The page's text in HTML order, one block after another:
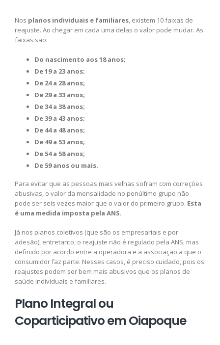
Nos planos individuais e familiares, existem 10 faixas de
reajuste. Ao chegar em cada uma delas o valor pode mudar. As
faixas são:
Do nascimento aos 18 anos;
De 19 a 23 anos;
De 24 a 28 anos;
De 29 a 33 anos;
De 34 a 38 anos;
De 39 a 43 anos;
De 44 a 48 anos;
De 49 a 53 anos;
De 54 a 58 anos;
De 59 anos ou mais.
Para evitar que as pessoas mais velhas sofram com correções
abusivas, o valor da mensalidade no penúltimo grupo não
pode ser seis vezes maior que o valor do primeiro grupo. Esta
é uma medida imposta pela ANS.
Já nos planos coletivos (que são os empresariais e por
adesão), entretanto, o reajuste não é regulado pela ANS, mas
definido por acordo entre a operadora e a associação a que o
consumidor faz parte. Nesses casos, é preciso cuidado, pois os
reajustes podem ser bem mais abusivos que os planos de
saúde individuais e familiares.
Plano Integral ou
Coparticipativo em Oiapoque